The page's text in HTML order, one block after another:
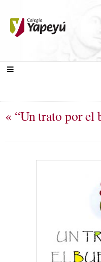
« “Un trato por el